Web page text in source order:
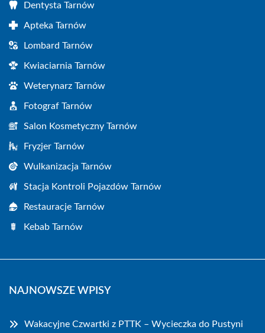
Dentysta Tarnów
Apteka Tarnów
Lombard Tarnów
Kwiaciarnia Tarnów
Weterynarz Tarnów
Fotograf Tarnów
Salon Kosmetyczny Tarnów
Fryzjer Tarnów
Wulkanizacja Tarnów
Stacja Kontroli Pojazdów Tarnów
Restauracje Tarnów
Kebab Tarnów
NAJNOWSZE WPISY
Wakacyjne Czwartki z PTTK – Wycieczka do Pustyni